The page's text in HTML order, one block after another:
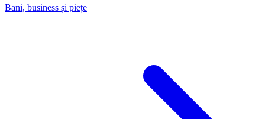
Bani, business și piețe